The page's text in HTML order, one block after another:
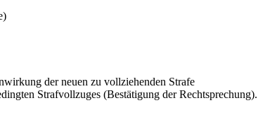
der neuen zu vollziehenden Strafe
Strafvollzuges (Bestätigung der Rechtsprechung).